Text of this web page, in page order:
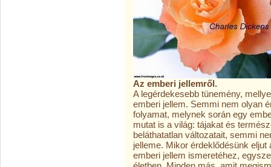
Az emberi jellemről.
A legérdekesebb tünemény,
emberi jellem. Semmi nem olyan
folyamat, melynek során egy
mutat is a világ: tájakat és
beláthatatlan változatait, semmi
jelleme. Mikor érdeklődésünk
emberi jellem ismeretéhez,